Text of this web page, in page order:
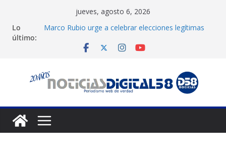
contenido
jueves, agosto 6, 2026
Lo
último:
Marco Rubio urge a celebrar elecciones legítimas
Liga FutVe: Rayo Zuliano busca redimirse en su
venezolano en el exterior
Hallan el cuerpo del montañista Nirmal Purja tras
Machado exige un cronograma electoral a la mesa
de diálogo